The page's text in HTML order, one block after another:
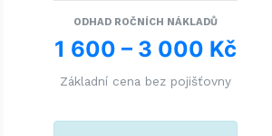
ODHAD ROČNÍCH NÁKLADŮ
1 600 – 3 000 Kč
Základní cena bez pojišťovny